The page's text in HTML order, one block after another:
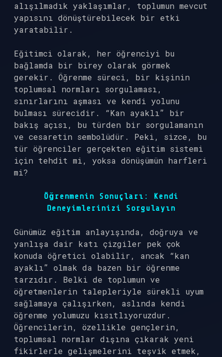
alışılmadık yaklaşımlar, toplumun mevcut
yapısını dönüştürebilecek bir etki
yaratabilir.
Eğitimci olarak, her öğrenciyi bu
bağlamda bir birey olarak görmek
gerekir. Öğrenme süreci, bir kişinin
toplumsal normları sorgulaması,
sınırlarını aşması ve kendi yolunu
bulması sürecidir. “Kan ayaklı” bir
bakış açısı, bu türden bir sorgulamanın
ve cesaretin sembolüdür. Peki, sizce, bu
tür öğrenciler gerçekten eğitim sistemi
için tehdit mi, yoksa dönüşümün harfleri
mi?
Öğrenmenin Sonuçları: Kendi
Deneyimlerinizi Sorgulayın
Günümüz eğitim anlayışında, doğruya ve
yanlışa dair katı çizgiler pek çok
konuda öğretici olabilir, ancak “kan
ayaklı” olmak da bazen bir öğrenme
tarzıdır. Belki de toplumun ve
öğretmenlerin talepleriyle sürekli uyum
sağlamaya çalışırken, aslında kendi
öğrenme yolumuzu kısıtlıyoruzdur.
Öğrencilerin, özellikle gençlerin,
toplumsal normlar dışına çıkarak yeni
fikirlerle gelişmelerini teşvik etmek,